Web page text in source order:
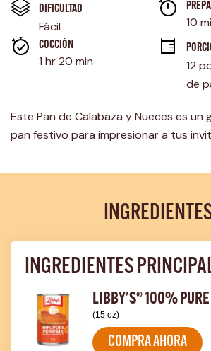
en
la
misma
página.
DIFICULTAD
Fácil 10
COCCIÓN
1 hr 20 min
12
de
Este Pan de Calabaza y Nueces es un
pan festivo para impresionar a tus
INGREDIENTES
LIBBY'S® 100%
(15 oz)
COMPRA AHORA